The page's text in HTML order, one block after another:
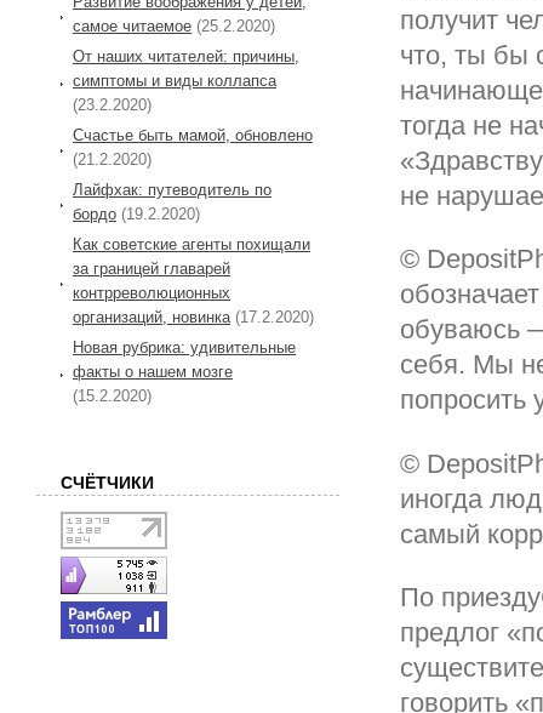
получит
что, ты бы
тогда не
не
©
обуваюсь
себя. Мы
попросить
©
иногда
самый
По
предлог
говорить
самое читаемое (25.2.2020)
От наших читателей: причины,
симптомы и виды коллапса
(23.2.2020)
Cчастье быть мамой, обновлено
(21.2.2020)
Лайфхак: путеводитель по
бордо (19.2.2020)
Как советские агенты похищали
за границей главарей
контрреволюционных
организаций, новинка (17.2.2020)
Новая рубрика: удивительные
факты о нашем мозге
(15.2.2020)
СЧЁТЧИКИ